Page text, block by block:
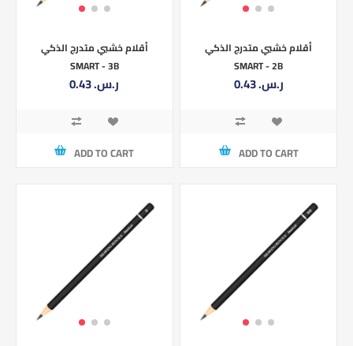
أقلام خشبي متدرج الذكي
SMART - 3B
0.43 ر.س.‏
ADD TO CART
أقلام خشبي متدرج الذكي
SMART - 2B
0.43 ر.س.‏
ADD TO CART